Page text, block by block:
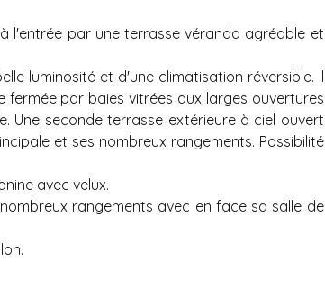
l'entrée par une terrasse véranda agréable et
luminosité et d'une climatisation réversible. Il
par baies vitrées aux larges ouvertures
Une seconde terrasse extérieure à ciel ouvert
et ses nombreux rangements. Possibilité
avec velux.
rangements avec en face sa salle de